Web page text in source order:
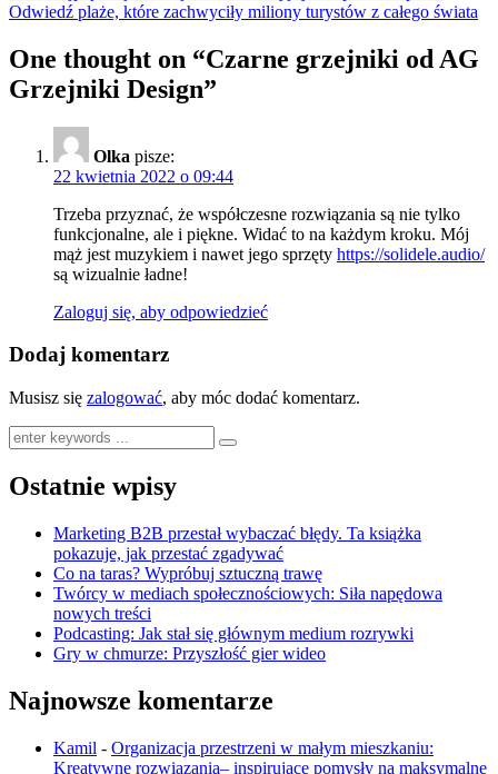
Odwiedź plaże, które zachwyciły miliony turystów z całego świata
One thought on “Czarne grzejniki od AG
Grzejniki Design”
Olka pisze:
22 kwietnia 2022 o 09:44
Trzeba przyznać, że współczesne rozwiązania są nie tylko
funkcjonalne, ale i piękne. Widać to na każdym kroku. Mój
mąż jest muzykiem i nawet jego sprzęty https://solidele.audio/
są wizualnie ładne!
Zaloguj się, aby odpowiedzieć
Dodaj komentarz
Musisz się zalogować, aby móc dodać komentarz.
Ostatnie wpisy
Marketing B2B przestał wybaczać błędy. Ta książka
pokazuje, jak przestać zgadywać
Co na taras? Wypróbuj sztuczną trawę
Twórcy w mediach społecznościowych: Siła napędowa
nowych treści
Podcasting: Jak stał się głównym medium rozrywki
Gry w chmurze: Przyszłość gier wideo
Najnowsze komentarze
Kamil - Organizacja przestrzeni w małym mieszkaniu:
Kreatywne rozwiązania– inspirujące pomysły na maksymalne